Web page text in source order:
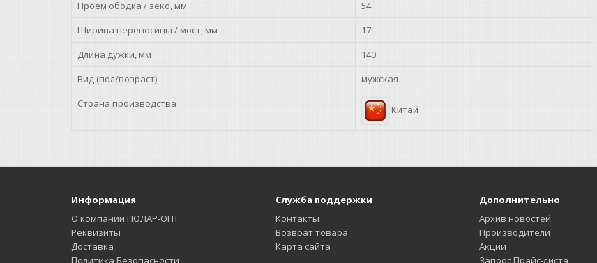
Проём ободка / зеко, мм
54
Ширина переносицы / мост, мм
17
Длина дужки, мм
140
Вид (пол/возраст)
мужская
Страна производства
Китай
Информация
О компании ПОЛАР-ОПТ
Реквизиты
Доставка
Политика Безопасности
Служба поддержки
Контакты
Возврат товара
Карта сайта
Дополнительно
Архив новостей
Производители
Акции
Запрос Прайс-листа